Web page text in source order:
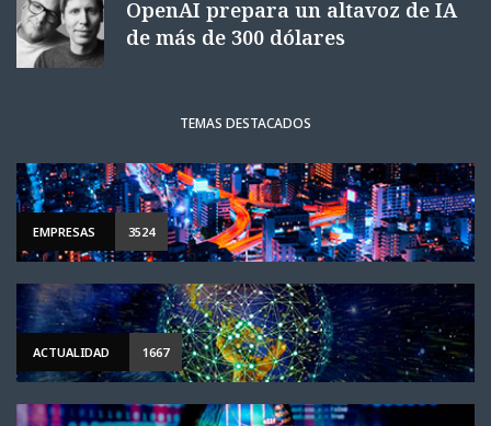
OpenAI prepara un altavoz de IA
de más de 300 dólares
TEMAS DESTACADOS
EMPRESAS 3524
ACTUALIDAD 1667